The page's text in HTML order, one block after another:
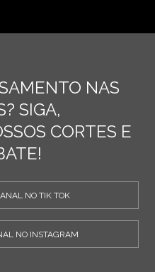
NAS
SIGA,
CORTES E
NO TIK TOK
NO INSTAGRAM